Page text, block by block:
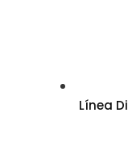
Línea